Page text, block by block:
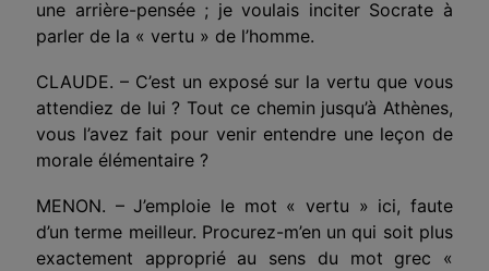
une arrière-pensée ; je voulais inciter Socrate à
parler de la « vertu » de l’homme.
CLAUDE. – C’est un exposé sur la vertu que vous
attendiez de lui ? Tout ce chemin jusqu’à Athènes,
vous l’avez fait pour venir entendre une leçon de
morale élémentaire ?
MENON. – J’emploie le mot « vertu » ici, faute
d’un terme meilleur. Procurez-m’en un qui soit plus
exactement appro­prié au sens du mot grec «